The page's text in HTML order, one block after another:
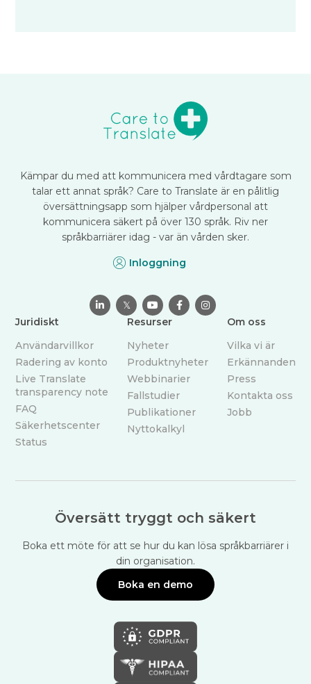
Kämpar du med att kommunicera med vårdtagare som
talar ett annat språk? Care to Translate är en pålitlig
översättningsapp som hjälper vårdpersonal att
kommunicera säkert på över 130 språk. Riv ner
språkbarriärer idag - var än vården sker.
Inloggning
 𝕏   
Juridiskt
Användarvillkor
Radering av konto
Live Translate
transparency note
FAQ
Säkerhetscenter
Status
Resurser
Nyheter
Produktnyheter
Webbinarier
Fallstudier
Publikationer
Nyttokalkyl
Om oss
Vilka vi är
Erkännanden
Press
Kontakta oss
Jobb
Översätt tryggt och säkert
Boka ett möte för att se hur du kan lösa språkbarriärer i
din organisation.
Boka en demo